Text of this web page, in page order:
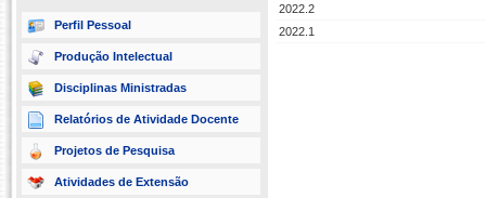
Perfil Pessoal
Produção Intelectual
Disciplinas Ministradas
Relatórios de Atividade Docente
Projetos de Pesquisa
Atividades de Extensão
2022.2
2022.1